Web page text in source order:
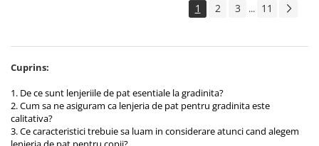
1 2 3 ... 11
Cuprins:
1. De ce sunt lenjeriile de pat esentiale la gradinita?
2. Cum sa ne asiguram ca lenjeria de pat pentru gradinita este
calitativa?
3. Ce caracteristici trebuie sa luam in considerare atunci cand alegem